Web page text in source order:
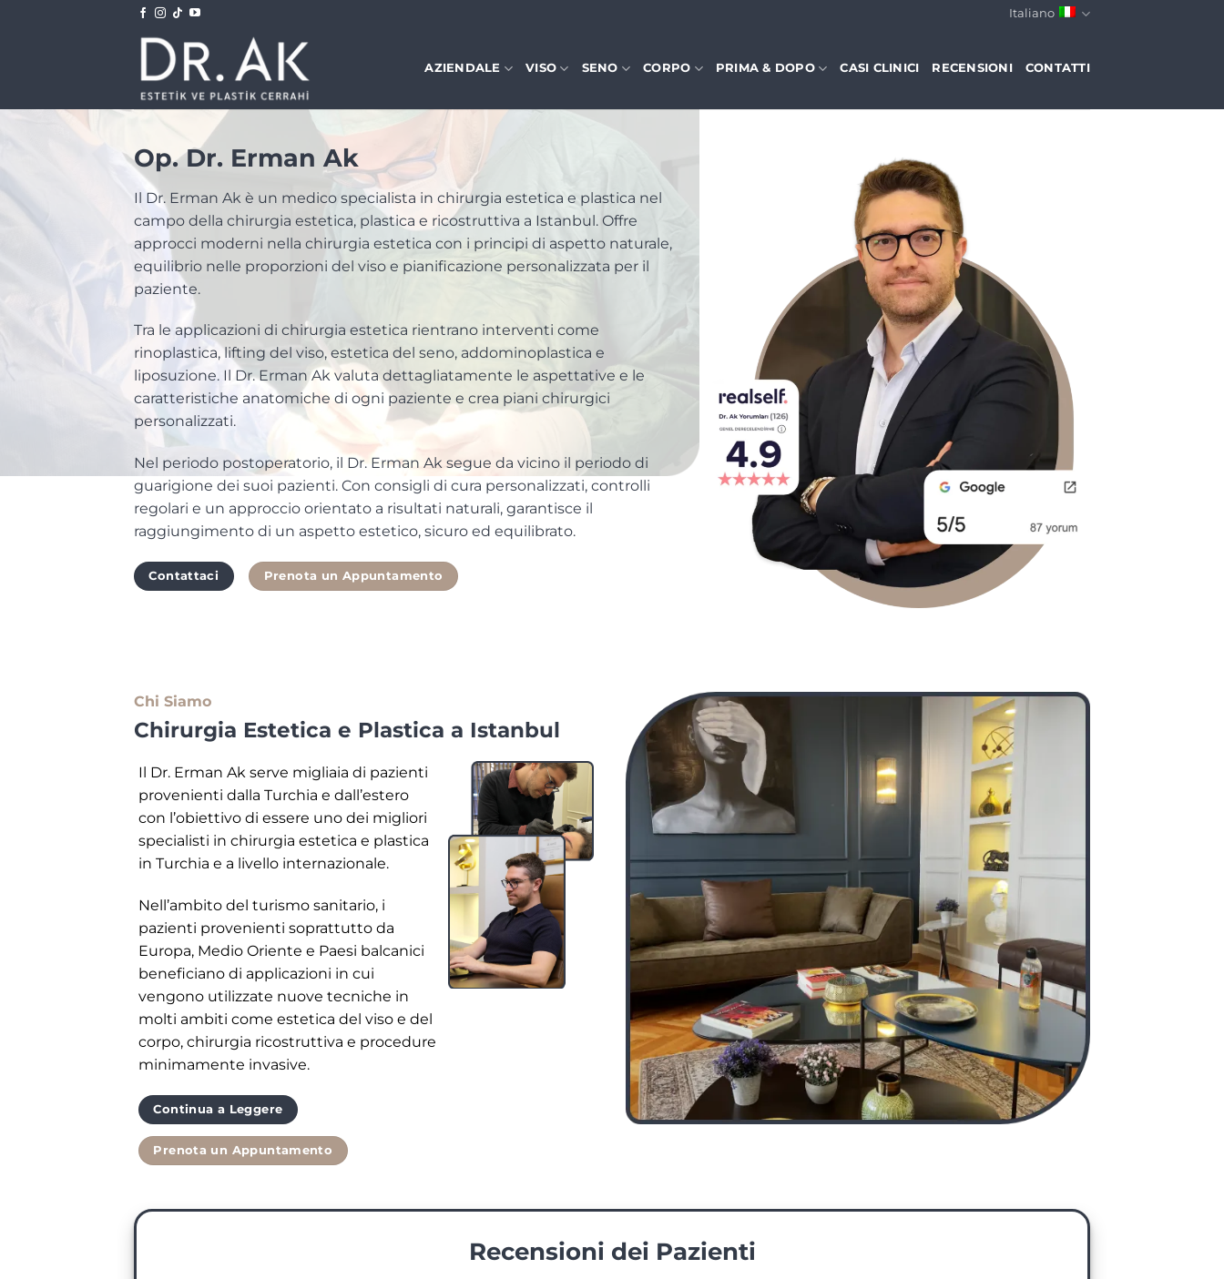
Italiano
AZIENDALE VISO SENO CORPO PRIMA & DOPO CASI CLINICI RECENSIONI CONTATTI
Op. Dr. Erman Ak
Il Dr. Erman Ak è un medico specialista in chirurgia estetica e plastica nel
campo della chirurgia estetica, plastica e ricostruttiva a Istanbul. Offre
approcci moderni nella chirurgia estetica con i principi di aspetto naturale,
equilibrio nelle proporzioni del viso e pianificazione personalizzata per il
paziente.
Tra le applicazioni di chirurgia estetica rientrano interventi come
rinoplastica, lifting del viso, estetica del seno, addominoplastica e
liposuzione. Il Dr. Erman Ak valuta dettagliatamente le aspettative e le
caratteristiche anatomiche di ogni paziente e crea piani chirurgici
personalizzati.
Nel periodo postoperatorio, il Dr. Erman Ak segue da vicino il periodo di
guarigione dei suoi pazienti. Con consigli di cura personalizzati, controlli
regolari e un approccio orientato a risultati naturali, garantisce il
raggiungimento di un aspetto estetico, sicuro ed equilibrato.
Contattaci Prenota un Appuntamento
Chi Siamo
Chirurgia Estetica e Plastica a Istanbul
Il Dr. Erman Ak serve migliaia di pazienti
provenienti dalla Turchia e dall’estero
con l’obiettivo di essere uno dei migliori
specialisti in chirurgia estetica e plastica
in Turchia e a livello internazionale.
Nell’ambito del turismo sanitario, i
pazienti provenienti soprattutto da
Europa, Medio Oriente e Paesi balcanici
beneficiano di applicazioni in cui
vengono utilizzate nuove tecniche in
molti ambiti come estetica del viso e del
corpo, chirurgia ricostruttiva e procedure
minimamente invasive.
Continua a Leggere
Prenota un Appuntamento
Recensioni dei Pazienti